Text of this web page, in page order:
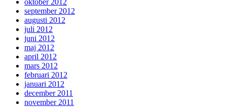
september 2012
augusti 2012
juli 2012
juni 2012
maj 2012
april 2012
mars 2012
februari 2012
januari 2012
december 2011
november 2011